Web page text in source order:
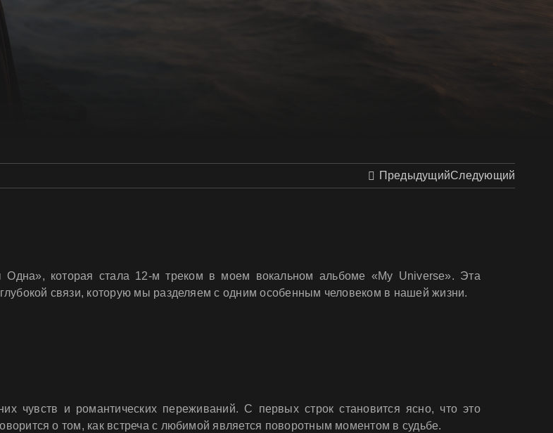
ПредыдущийСледующий
которая стала 12-м треком в моем вокальном альбоме «My Universe». Эта
связи, которую мы разделяем с одним особенным человеком в нашей жизни.
чувств и романтических переживаний. С первых строк становится ясно, что это
о том, как встреча с любимой является поворотным моментом в судьбе.